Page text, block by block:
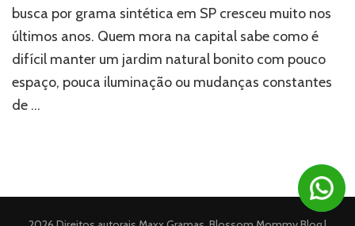
busca por grama sintética em SP cresceu muito nos
últimos anos. Quem mora na capital sabe como é
difícil manter um jardim natural bonito com pouco
espaço, pouca iluminação ou mudanças constantes
de …